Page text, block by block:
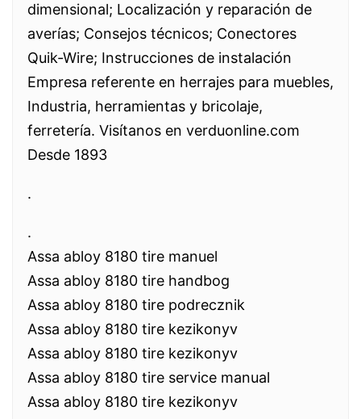
dimensional; Localización y reparación de
averías; Consejos técnicos; Conectores
Quik-Wire; Instrucciones de instalación
Empresa referente en herrajes para muebles,
Industria, herramientas y bricolaje,
ferretería. Visítanos en verduonline.com
Desde 1893
.
.
Assa abloy 8180 tire manuel
Assa abloy 8180 tire handbog
Assa abloy 8180 tire podrecznik
Assa abloy 8180 tire kezikonyv
Assa abloy 8180 tire kezikonyv
Assa abloy 8180 tire service manual
Assa abloy 8180 tire kezikonyv